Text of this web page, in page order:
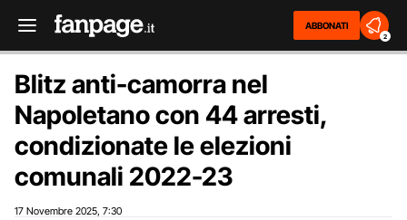
ABBONATI
2
Blitz anti-camorra nel
Napoletano con 44 arresti,
condizionate le elezioni
comunali 2022-23
17 Novembre 2025 7:30